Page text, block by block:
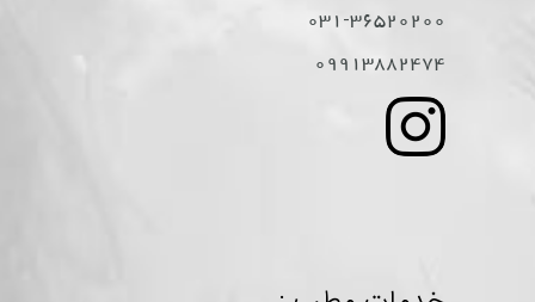
031-36520200
09913882474